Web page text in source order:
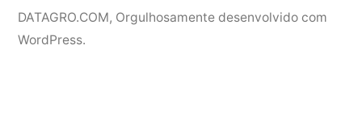
DATAGRO.COM, Orgulhosamente desenvolvido com
WordPress.